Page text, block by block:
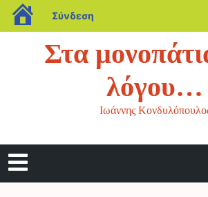
blogs.sch.gr
Σύνδεση
Στα
λόγου…
Ιωάννης
Άνοιγμα